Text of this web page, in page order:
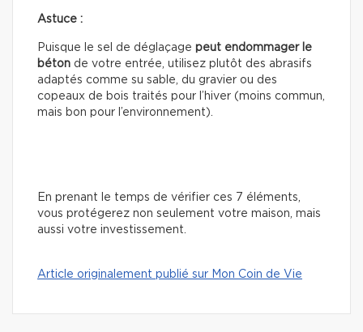
Astuce :
Puisque le sel de déglaçage peut endommager le
béton de votre entrée, utilisez plutôt des abrasifs
adaptés comme su sable, du gravier ou des
copeaux de bois traités pour l’hiver (moins commun,
mais bon pour l’environnement).
En prenant le temps de vérifier ces 7 éléments,
vous protégerez non seulement votre maison, mais
aussi votre investissement.
Article originalement publié sur Mon Coin de Vie